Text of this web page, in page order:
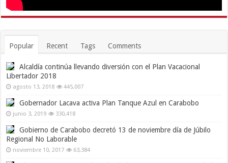
Popular Recent Tags Comments
Alcaldía continúa llevando diversión con el Plan Vacacional
Libertador 2018
agosto 13, 2018 445,007
Gobernador Lacava activa Plan Tanque Azul en Carabobo
junio 3, 2019 330,418
Gobierno de Carabobo decretó 13 de noviembre día de Júbilo
Regional No Laborable
noviembre 10, 2017 63,384